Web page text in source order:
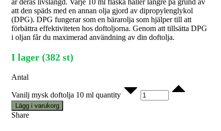
är deras livslängd. Varje 10 ml flaska håller längre på grund av
att den späds med en annan olja gjord av dipropylenglykol
(DPG). DPG fungerar som en bärarolja som hjälper till att
förbättra effektiviteten hos doftoljorna. Genom att tillsätta DPG
i oljan får du maximerad användning av din doftolja.
I lager (382 st)
Antal
Vanilj mysk doftolja 10 ml quantity
Lägg i varukorg
Share